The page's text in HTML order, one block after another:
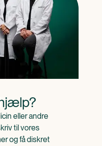
eller andre
til vores
og få diskret